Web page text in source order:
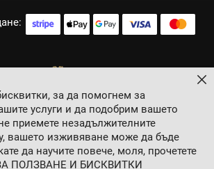
2024 © 8 AGENCY
за да помогнем за
услуги и да подобрим вашето
приемете незадължителните
вашето изживяване може да бъде
да научите повече, моля, прочетете
ПОЛЗВАНЕ И БИСКВИТКИ